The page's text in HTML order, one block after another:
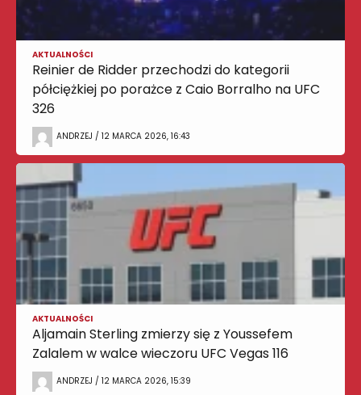
AKTUALNOŚCI
Reinier de Ridder przechodzi do kategorii
półciężkiej po porażce z Caio Borralho na UFC
326
ANDRZEJ / 12 MARCA 2026, 16:43
AKTUALNOŚCI
Aljamain Sterling zmierzy się z Youssefem
Zalalem w walce wieczoru UFC Vegas 116
ANDRZEJ / 12 MARCA 2026, 15:39